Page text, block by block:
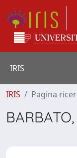
IRIS
IRIS Pagina